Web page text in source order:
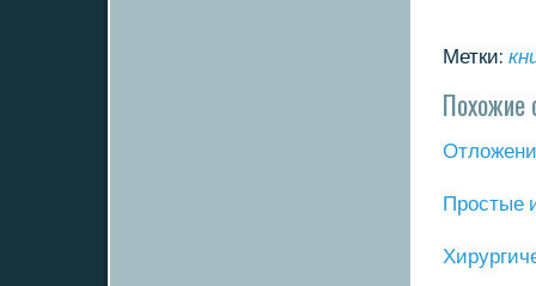
Метки:
Похожие
Прοстые